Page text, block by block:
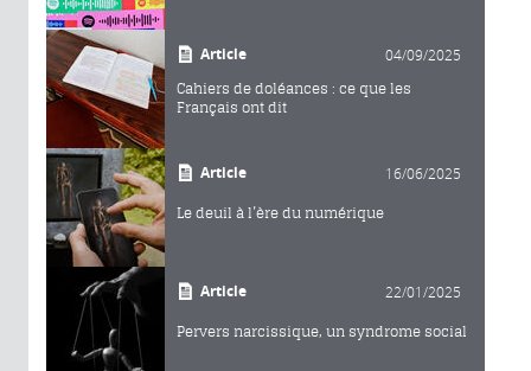
Article 04/09/2025
Cahiers de doléances : ce que les
Français ont dit
Article 16/06/2025
Le deuil à l’ère du numérique
Article 22/01/2025
Pervers narcissique, un syndrome social